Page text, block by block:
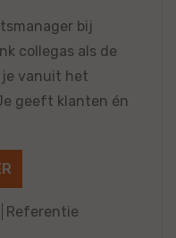
bij
collegas als de
je vanuit het
geeft klanten én
Referentie